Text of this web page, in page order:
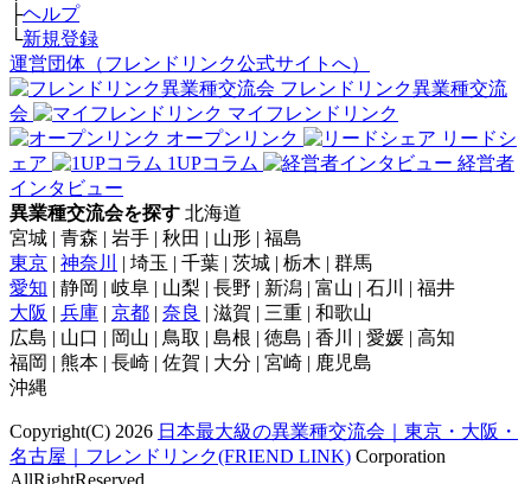
├ヘルプ
└新規登録
運営団体（フレンドリンク公式サイトへ）
フレンドリンク異業種交流
会
マイフレンドリンク
オープンリンク
リードシ
ェア
1UPコラム
経営者
インタビュー
異業種交流会を探す 北海道
宮城 | 青森 | 岩手 | 秋田 | 山形 | 福島
東京 | 神奈川
| 埼玉 | 千葉 | 茨城 | 栃木 | 群馬
愛知 | 静岡 | 岐阜 | 山梨 | 長野 | 新潟 | 富山 | 石川 | 福井
大阪 | 兵庫 | 京都 | 奈良 | 滋賀 | 三重 | 和歌山
広島 | 山口 | 岡山 | 鳥取 | 島根 | 徳島 | 香川 | 愛媛 | 高知
福岡 | 熊本 | 長崎 | 佐賀 | 大分 | 宮崎 | 鹿児島
沖縄
Copyright(C) 2026 日本最大級の異業種交流会｜東京・大阪・
名古屋｜フレンドリンク(FRIEND LINK) Corporation
AllRightReserved.